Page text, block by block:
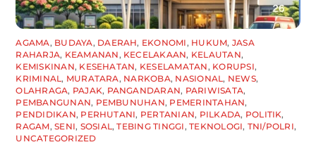
AGAMA, BUDAYA, DAERAH, EKONOMI , HUKUM, JASA
RAHARJA, KEAMANAN , KECELAKAAN, KELAUTAN,
KEMISKINAN, KESEHATAN, KESELAMATAN , KORUPSI,
KRIMINAL , MURATARA, NARKOBA, NASIONAL , NEWS,
OLAHRAGA, PAJAK, PANGANDARAN, PARIWISATA,
PEMBANGUNAN, PEMBUNUHAN, PEMERINTAHAN,
PENDIDIKAN, PERHUTANI, PERTANIAN, PILKADA, POLITIK,
RAGAM,SENI, SOSIAL ,TEBING TINGGI ,TEKNOLOGI, TNI/POLRI,
UNCATEGORIZED